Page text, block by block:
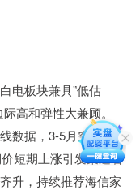
电板块兼具”低估
高和弹性大兼顾。
数据，3-5月空调排
短期上涨引发渠道看
升，持续推荐海信家